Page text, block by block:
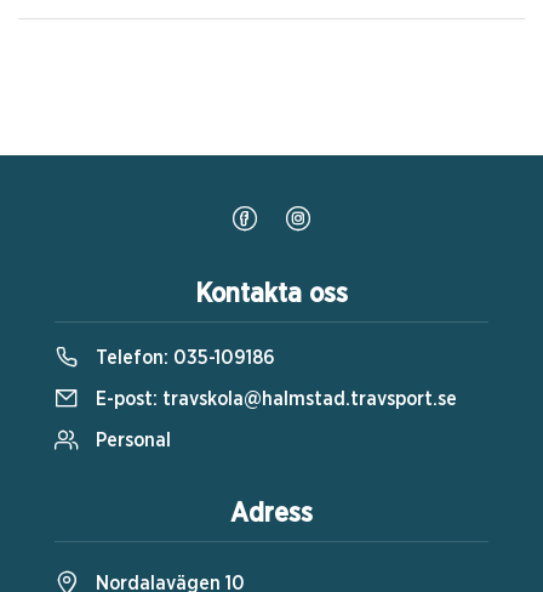
Kontakta oss
Telefon: 035-109186
E-post: travskola@halmstad.travsport.se
Personal
Adress
Nordalavägen 10